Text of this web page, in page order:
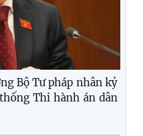
Bộ Tư pháp nhân kỷ
Thi hành án dân